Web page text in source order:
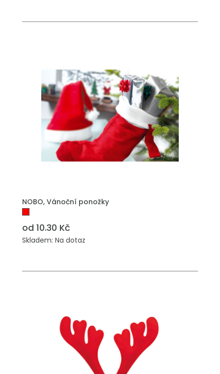
NOBO, Vánoční ponožky
od 10.30 Kč
Skladem: Na dotaz